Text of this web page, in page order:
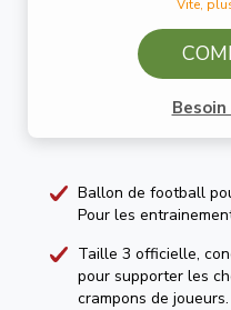
Vite,
Ballon de football
Pour les
Taille 3 officielle,
pour supporter les
crampons de joueurs.